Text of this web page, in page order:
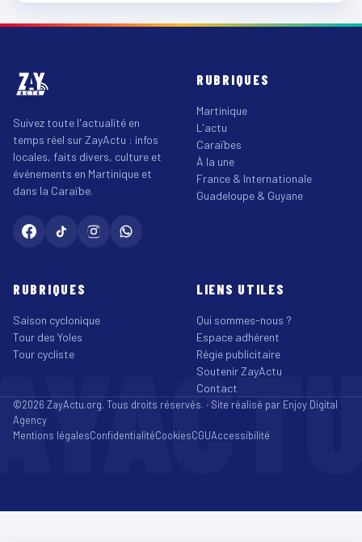
Suivez toute l'actualité en
temps réel sur ZayActu : infos
locales, faits divers, culture et
événements en Martinique et
dans la Caraïbe.
RUBRIQUES
Martinique
L'actu
Caraïbes
À la une
France & Internationale
Guadeloupe & Guyane
RUBRIQUES
Saison cyclonique
Tour des Yoles
Tour cycliste
LIENS UTILES
Qui sommes-nous ?
Espace adhérent
Régie publicitaire
Soutenir ZayActu
Contact
©2026 ZayActu.org. Tous droits réservés. · Site réalisé par Enjoy Digital
Agency
Mentions légalesConfidentialitéCookiesCGUAccessibilité